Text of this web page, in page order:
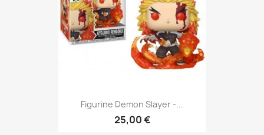
Figurine Demon Slayer -...
25,00 €